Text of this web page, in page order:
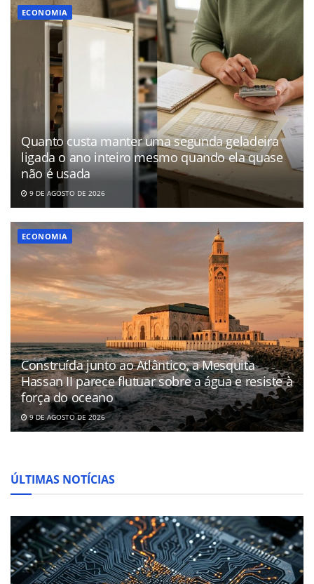
ECONOMIA
Quanto custa manter uma segunda geladeira
ligada o ano inteiro mesmo quando ela quase
não é usada
9 DE AGOSTO DE 2026
ECONOMIA
Construída junto ao Atlântico, a Mesquita
Hassan II parece flutuar sobre a água e resiste à
força do oceano
9 DE AGOSTO DE 2026
ÚLTIMAS NOTÍCIAS